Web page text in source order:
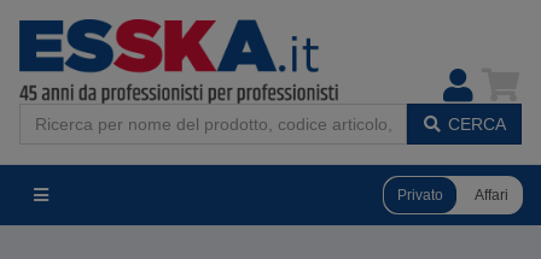
CERCA
Privato Affari